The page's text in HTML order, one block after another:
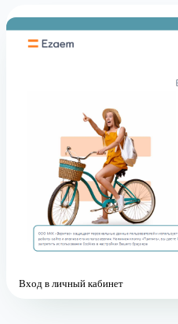
Вход в личный кабинет